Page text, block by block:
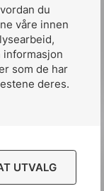
du
våre innen
informasjon
som de har
deres.
UTVALG
et marked
Siden
som er
bl.a.
i at IEC
18/JWG 31
og ledes av